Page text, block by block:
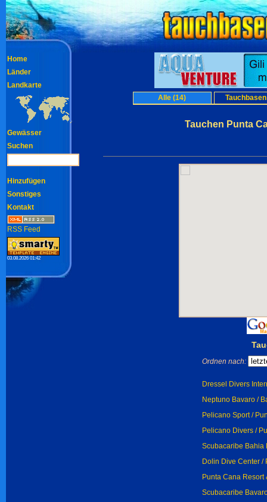
Alle (14)
Tauchen Punta
Ordnen nach:
Dressel Divers
Neptuno Bavaro /
Pelicano Sport /
Pelicano Divers /
Scubacaribe Bahia
Dolin Dive Center /
Punta Cana Resort
Scubacaribe
Home
Länder
Landkarte
Gewässer
Suchen
Hinzufügen
Sonstiges
Kontakt
RSS Feed
03.08.2026 01:42